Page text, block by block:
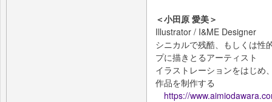
＜小田原 愛美＞
Illustrator / I&ME Designer
シニカルで残酷、もしくは性
プに描きとるアーティスト
イラストレーションをはじめ
作品を制作する
https://